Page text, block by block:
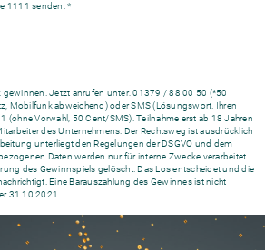
1111 senden. *
gewinnen. Jetzt anrufen unter: 01379 / 88 00 50 (*50
Mobilfunk abweichend) oder SMS (Lösungswort. Ihren
(ohne Vorwahl, 50 Cent/SMS). Teilnahme erst ab 18 Jahren
des Unternehmens. Der Rechtsweg ist ausdrücklich
unterliegt den Regelungen der DSGVO und dem
Daten werden nur für interne Zwecke verarbeitet
des Gewinnspiels gelöscht. Das Los entscheidet und die
Eine Barauszahlung des Gewinnes ist nicht
31.10.2021.